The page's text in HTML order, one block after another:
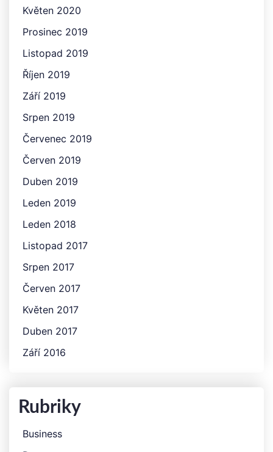
Květen 2020
Prosinec 2019
Listopad 2019
Říjen 2019
Září 2019
Srpen 2019
Červenec 2019
Červen 2019
Duben 2019
Leden 2019
Leden 2018
Listopad 2017
Srpen 2017
Červen 2017
Květen 2017
Duben 2017
Září 2016
Rubriky
Business